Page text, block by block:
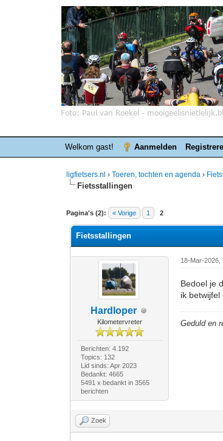
Welkom gast! Aanmelden
ligfietsers.nl ›Toeren, tochten en agenda ›
Fietsstallingen
Pagina's (2): « Vorige 1 2
0 stemmen - gemiddelde waardering is 0
1
2
3
4
5
Fietsstallingen
Hardloper
Kilometervreter
Berichten: 4.192
Topics: 132
Lid sinds: Apr 2023
Bedankt: 4665
5491 x bedankt in 3565
berichten
18-Mar-2026,
Bedoel je
ik betwijfel
Geduld en
Zoek